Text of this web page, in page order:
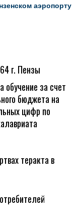
аэропорту
г. Пензы
обучение за счет
бюджета на
цифр по
теракта в